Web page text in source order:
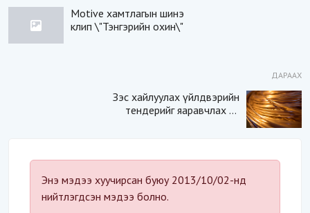
Motive хамтлагын шинэ
клип \"Тэнгэрийн охин\"
ДАРААХ
Зэс хайлуулах үйлдвэрийн
тендерийг яаравчлах нь
Энэ мэдээ хуучирсан буюу 2013/10/02-нд
нийтлэгдсэн мэдээ болно.